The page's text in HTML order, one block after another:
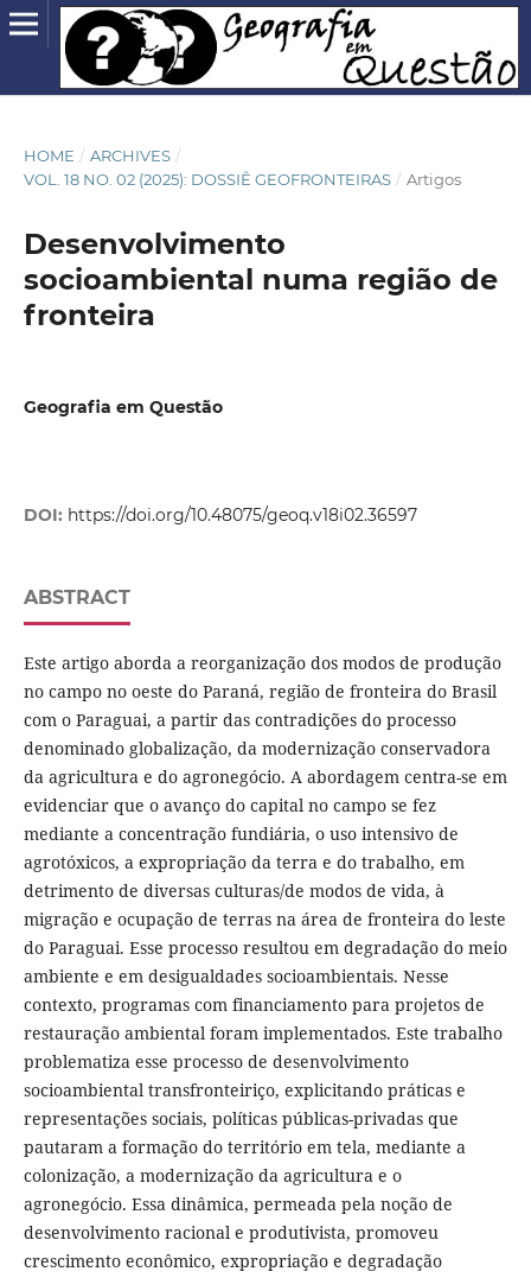
HOME / ARCHIVES /
VOL. 18 NO. 02 (2025): DOSSIÊ GEOFRONTEIRAS / Artigos
Desenvolvimento
socioambiental numa região de
fronteira
Geografia em Questão
DOI: https://doi.org/10.48075/geoq.v18i02.36597
ABSTRACT
Este artigo aborda a reorganização dos modos de produção
no campo no oeste do Paraná, região de fronteira do Brasil
com o Paraguai, a partir das contradições do processo
denominado globalização, da modernização conservadora
da agricultura e do agronegócio. A abordagem centra-se em
evidenciar que o avanço do capital no campo se fez
mediante a concentração fundiária, o uso intensivo de
agrotóxicos, a expropriação da terra e do trabalho, em
detrimento de diversas culturas/de modos de vida, à
migração e ocupação de terras na área de fronteira do leste
do Paraguai. Esse processo resultou em degradação do meio
ambiente e em desigualdades socioambientais. Nesse
contexto, programas com financiamento para projetos de
restauração ambiental foram implementados. Este trabalho
problematiza esse processo de desenvolvimento
socioambiental transfronteiriço, explicitando práticas e
representações sociais, políticas públicas-privadas que
pautaram a formação do território em tela, mediante a
colonização, a modernização da agricultura e o
agronegócio. Essa dinâmica, permeada pela noção de
desenvolvimento racional e produtivista, promoveu
crescimento econômico, expropriação e degradação